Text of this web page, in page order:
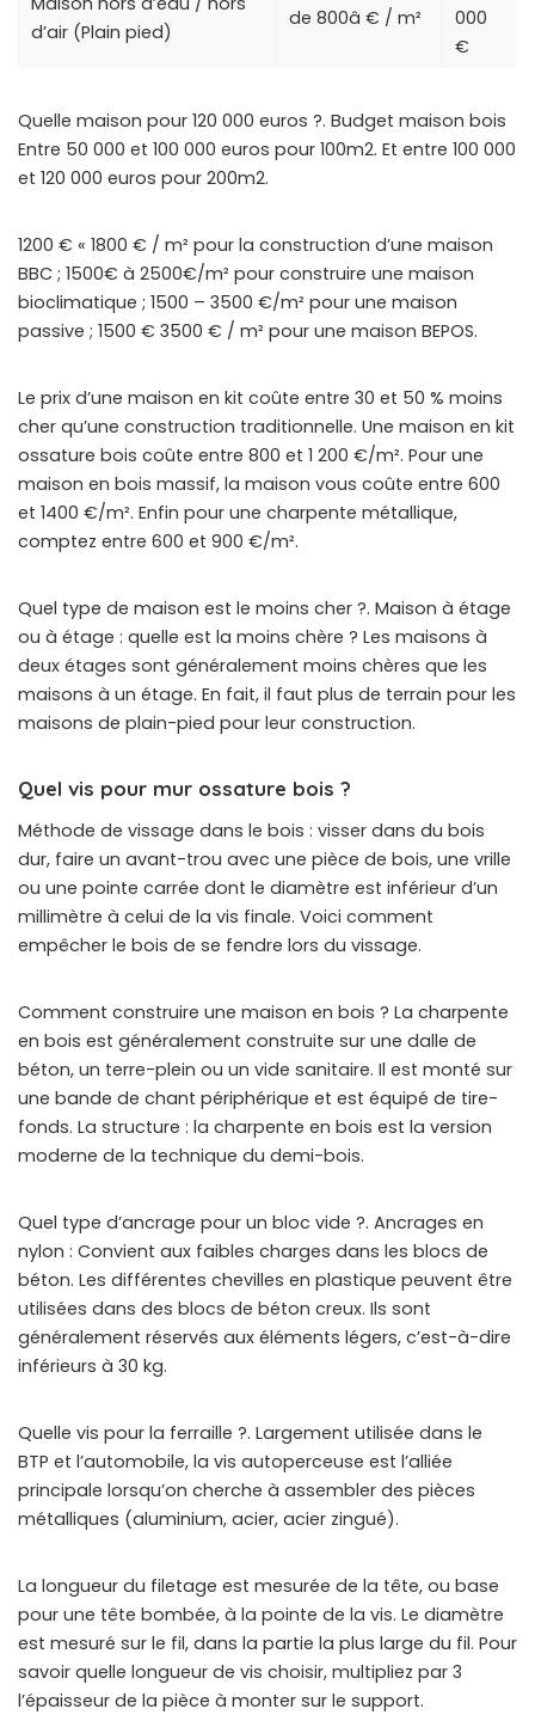
d’air (Plain pied)
de 800â € / m²
000
€
Quelle maison pour 120 000 euros ?. Budget maison bois
Entre 50 000 et 100 000 euros pour 100m2. Et entre 100 000
et 120 000 euros pour 200m2.
1200 € « 1800 € / m² pour la construction d’une maison
BBC ; 1500€ à 2500€/m² pour construire une maison
bioclimatique ; 1500 – 3500 €/m² pour une maison
passive ; 1500 € 3500 € / m² pour une maison BEPOS.
Le prix d’une maison en kit coûte entre 30 et 50 % moins
cher qu’une construction traditionnelle. Une maison en kit
ossature bois coûte entre 800 et 1 200 €/m². Pour une
maison en bois massif, la maison vous coûte entre 600
et 1400 €/m². Enfin pour une charpente métallique,
comptez entre 600 et 900 €/m².
Quel type de maison est le moins cher ?. Maison à étage
ou à étage : quelle est la moins chère ? Les maisons à
deux étages sont généralement moins chères que les
maisons à un étage. En fait, il faut plus de terrain pour les
maisons de plain-pied pour leur construction.
Quel vis pour mur ossature bois ?
Méthode de vissage dans le bois : visser dans du bois
dur, faire un avant-trou avec une pièce de bois, une vrille
ou une pointe carrée dont le diamètre est inférieur d’un
millimètre à celui de la vis finale. Voici comment
empêcher le bois de se fendre lors du vissage.
Comment construire une maison en bois ? La charpente
en bois est généralement construite sur une dalle de
béton, un terre-plein ou un vide sanitaire. Il est monté sur
une bande de chant périphérique et est équipé de tire-
fonds. La structure : la charpente en bois est la version
moderne de la technique du demi-bois.
Quel type d’ancrage pour un bloc vide ?. Ancrages en
nylon : Convient aux faibles charges dans les blocs de
béton. Les différentes chevilles en plastique peuvent être
utilisées dans des blocs de béton creux. Ils sont
généralement réservés aux éléments légers, c’est-à-dire
inférieurs à 30 kg.
Quelle vis pour la ferraille ?. Largement utilisée dans le
BTP et l’automobile, la vis autoperceuse est l’alliée
principale lorsqu’on cherche à assembler des pièces
métalliques (aluminium, acier, acier zingué).
La longueur du filetage est mesurée de la tête, ou base
pour une tête bombée, à la pointe de la vis. Le diamètre
est mesuré sur le fil, dans la partie la plus large du fil. Pour
savoir quelle longueur de vis choisir, multipliez par 3
l’épaisseur de la pièce à monter sur le support.